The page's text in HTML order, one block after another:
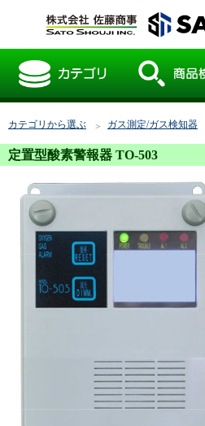
カテゴリから選ぶ ガス測定/ガス検知器
定置型酸素警報器 TO-503